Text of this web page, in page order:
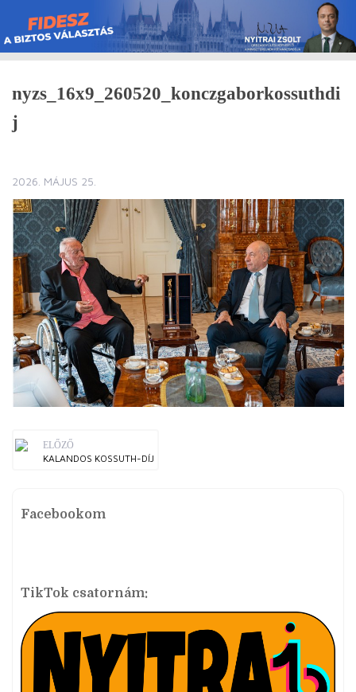
Skip
to
content
nyzs_16x9_260520_konczgaborkossuthdi
j
2026. MÁJUS 25.
ELŐZŐ
KALANDOS KOSSUTH-DÍJ
Facebookom
TikTok csatornám: